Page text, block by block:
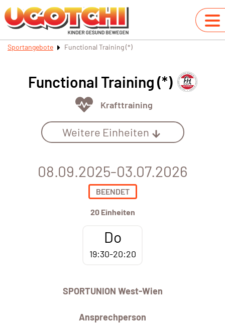
Sportangebote Functional Training (*)
Functional Training (*)
Krafttraining
Weitere Einheiten
08.09.2025-03.07.2026
BEENDET
20 Einheiten
Do
19:30-20:20
SPORTUNION West-Wien
Ansprechperson